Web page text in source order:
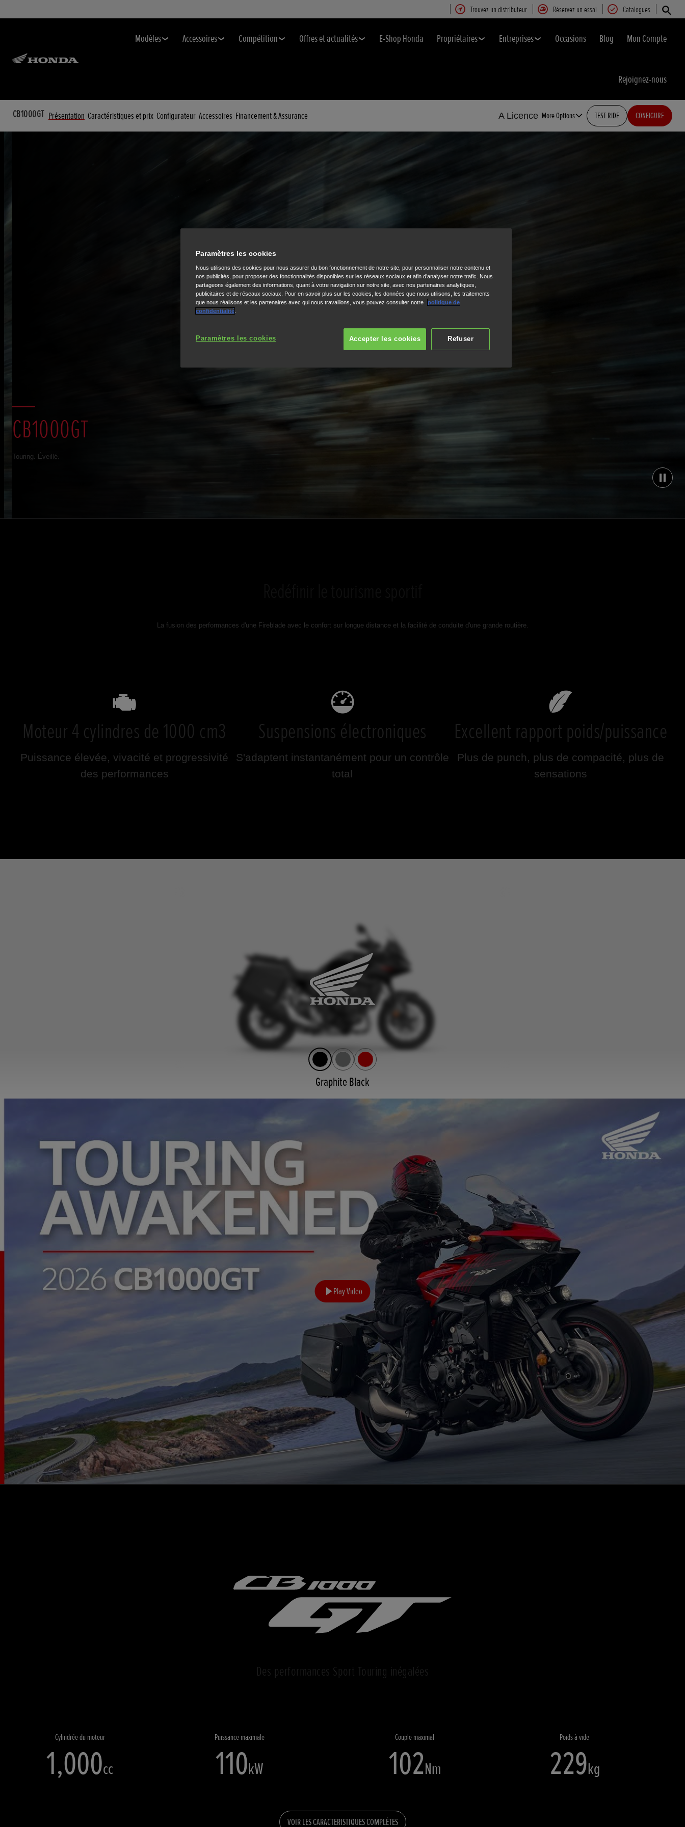
Trouvez un distributeur Réservez un essai Catalogues
Modèles Accessoires Compétition Offres et actualités E-Shop Honda Propriétaires Entreprises Occasions Blog Mon Compte
Rejoignez-nous
CB1000GT Présentation Caractéristiques et prix Configurateur Accessoires Financement & Assurance A Licence More Options TEST RIDE CONFIGURE
CB1000GT
Touring. Éveillé.
La fusion des performances d'une Fireblade avec le confort sur longue distance et la facilité de conduite d'une grande routière.
Moteur 4 cylindres de 1000 cm3
Puissance élevée, vivacité et progressivité
des performances
Suspensions électroniques
S'adaptent instantanément pour un contrôle
total
Excellent rapport poids/puissance
Plus de punch, plus de compacité, plus de
sensations
Graphite Black
Play Video
Des performances Sport Touring inégalées
Cylindrée du moteur
1,000cc
Puissance maximale
110kW
Couple maximal
102Nm
Poids à vide
229kg
VOIR LES CARACTERISTIQUES COMPLÈTES
Paramètres les cookies
Nous utilisons des cookies pour nous assurer du bon fonctionnement de notre site, pour personnaliser notre contenu et
nos publicités, pour proposer des fonctionnalités disponibles sur les réseaux sociaux et afin d’analyser notre trafic. Nous
partageons également des informations, quant à votre navigation sur notre site, avec nos partenaires analytiques,
publicitaires et de réseaux sociaux. Pour en savoir plus sur les cookies, les données que nous utilisons, les traitements
que nous réalisons et les partenaires avec qui nous travaillons, vous pouvez consulter notre
politique de
confidentialité
Refuser
Accepter les cookies
Paramètres les cookies